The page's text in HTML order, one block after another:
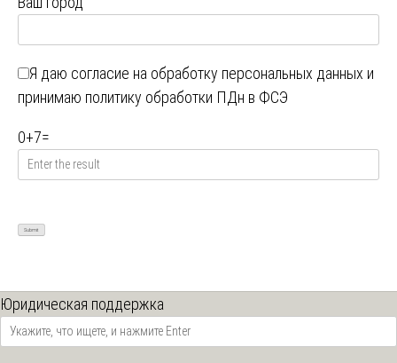
Я даю согласие на обработку персональных данных и
принимаю политику обработки ПДн в ФСЭ
0+7=
Юридическая поддержка